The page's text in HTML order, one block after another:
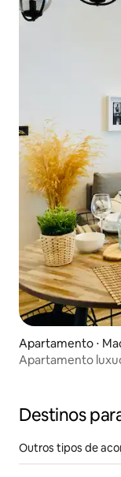
Apartamento ⋅
Apartamento
Destinos
Outros tipos de